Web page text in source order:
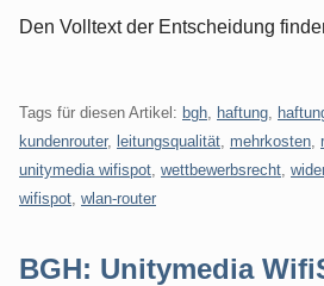
Den Volltext der Entscheidung
Tags für diesen Artikel: bgh haftung
kundenrouter, leitungsqualität mehrkosten
unitymedia wifispot wettbewerbsrecht
wifispot wlan-router
BGH: Unitymedia